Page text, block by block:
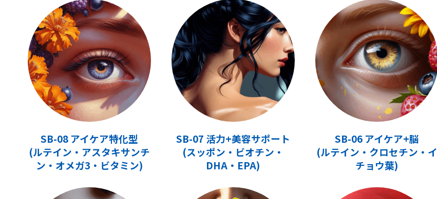
SB-08 アイケア特化型
(ルテイン・アスタキサンチ
ン・オメガ3・ビタミン)
SB-07 活力+美容サポート
(スッポン・ビオチン・
DHA・EPA)
SB-06 アイケア+脳
(ルテイン・クロセチン・イ
チョウ葉)